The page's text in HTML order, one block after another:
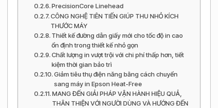
PrecisionCore Linehead
CÔNG NGHỆ TIÊN TIẾN GIÚP THU NHỎ KÍCH
THƯỚC MÁY
Thiết kế đường dẫn giấy mới cho tốc độ in cao
ổn định trong thiết kế nhỏ gọn
Chất lượng in vượt trội với chi phí thấp hơn, tiết
kiệm thời gian bảo trì
Giảm tiêu thụ điện năng bằng cách chuyển
sang máy in Epson Heat-Free
MANG ĐẾN GIẢI PHÁP VẬN HÀNH HIỆU QUẢ,
THÂN THIỆN VỚI NGƯỜI DÙNG VÀ HƯỚNG ĐẾN